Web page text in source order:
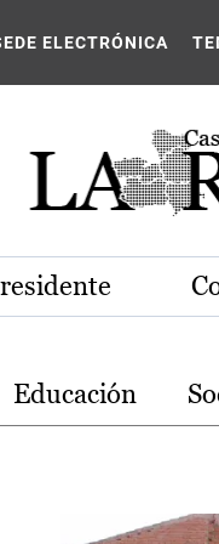
La
ELECTRÓNICA
Educación